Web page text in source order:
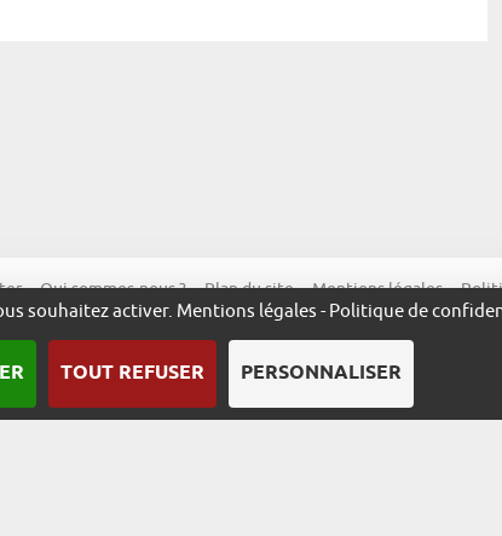
Qui sommes-nous ? Plan du site Mentions légales
souhaitez activer. Mentions légales - Politique de
TOUT REFUSER PERSONNALISER